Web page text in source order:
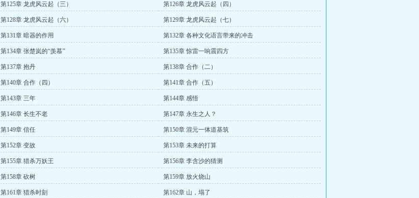
第125章 龙虎风云起（三） 第126章 龙虎风云起（四）
第128章 龙虎风云起（六） 第129章 龙虎风云起（七）
第131章 暗器的作用 第132章 各种文化语言带来的冲击
第134章 张楚岚的“羡慕” 第135章 惊雷一响震四方
第137章 抱丹 第138章 合作（二）
第140章 合作（四） 第141章 合作（五）
第143章 三年 第144章 感悟
第146章 长生不老 第147章 永生之人？
第149章 信任 第150章 混元一体道基筑
第152章 变故 第153章 未来的打算
第155章 猎杀万妖王 第156章 李含沙的猜测
第158章 砍树 第159章 放火烧山
第161章 猎杀时刻 第162章 山，塌了